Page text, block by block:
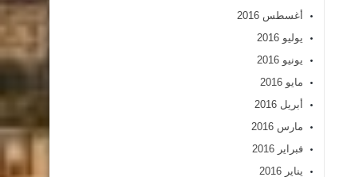
أغسطس 2016
يوليو 2016
يونيو 2016
مايو 2016
أبريل 2016
مارس 2016
فبراير 2016
يناير 2016